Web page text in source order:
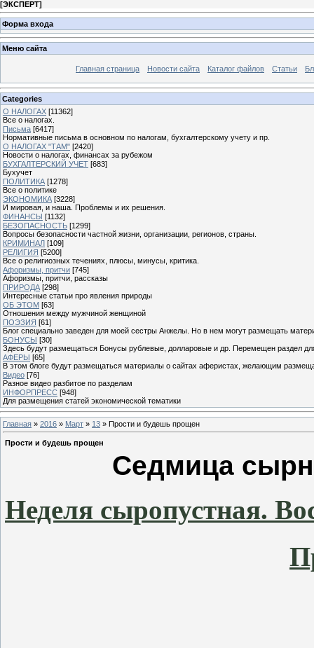
[ЭКСПЕРТ]
Форма входа
Меню сайта
Главная страница Новости сайта Каталог файлов Статьи
Categories
О НАЛОГАХ [11362]
Все о налогах.
Письма [6417]
Нормативные письма в основном по налогам, бухгалтерскому учету и пр.
О НАЛОГАХ "ТАМ" [2420]
Новости о налогах, финансах за рубежом
БУХГАЛТЕРСКИЙ УЧЕТ [683]
Бухучет
ПОЛИТИКА [1278]
Все о политике
ЭКОНОМИКА [3228]
И мировая, и наша. Проблемы и их решения.
ФИНАНСЫ [1132]
БЕЗОПАСНОСТЬ [1299]
Вопросы безопасности частной жизни, организации, регионов, страны.
КРИМИНАЛ [109]
РЕЛИГИЯ [5200]
Все о религиозных течениях, плюсы, минусы, критика.
Афоризмы, притчи [745]
Афоризмы, притчи, рассказы
ПРИРОДА [298]
Интересные статьи про явления природы
ОБ ЭТОМ [63]
Отношения между мужчиной женщиной
ПОЭЗИЯ [61]
Блог специально заведен для моей сестры Анжелы. Но в нем могут размещать
БОНУСЫ [30]
Здесь будут размещаться Бонусы рублевые, долларовые и др. Перемещен раздел
АФЕРЫ [65]
В этом блоге будут размещаться материалы о сайтах аферистах, желающим
Видео [76]
Разное видео разбитое по разделам
ИНФОРПРЕСС [948]
Для размещения статей экономической тематики
Главная » 2016 » Март » 13 » Прости и будешь прощен
Прости и будешь прощен
Седмица
Неделя сыропустная.